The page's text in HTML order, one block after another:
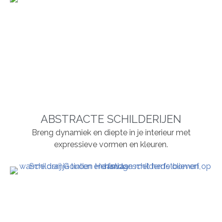
ABSTRACTE SCHILDERIJEN
Breng dynamiek en diepte in je interieur met
expressieve vormen en kleuren.